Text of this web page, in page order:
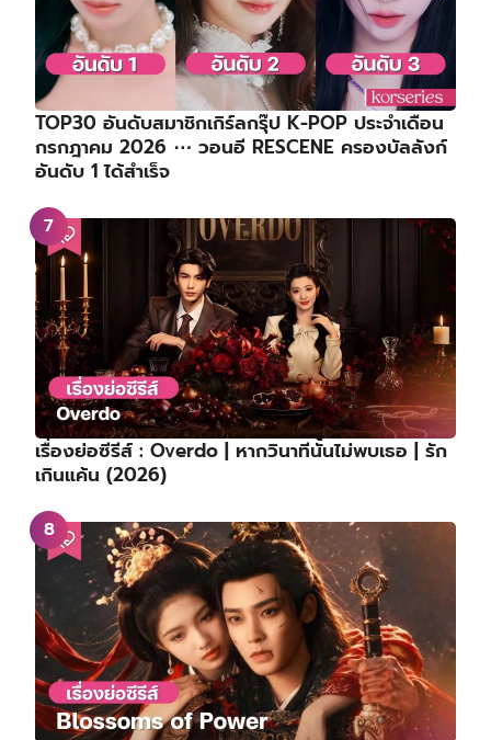
TOP30 อันดับสมาชิกเกิร์ลกรุ๊ป K-POP ประจำเดือน
กรกฎาคม 2026 ⋯ วอนอี RESCENE ครองบัลลังก์
อันดับ 1 ได้สำเร็จ
เรื่องย่อซีรีส์ : Overdo | หากวินาทีนั้นไม่พบเธอ | รัก
เกินแค้น (2026)